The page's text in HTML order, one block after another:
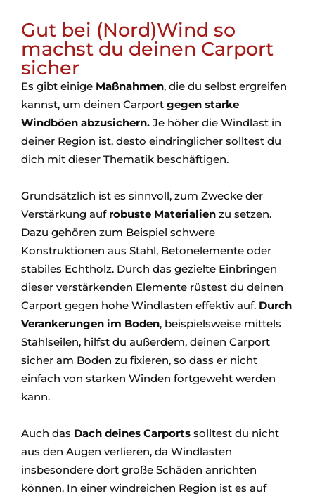
Gut bei (Nord)Wind so
machst du deinen Carport
sicher
Es gibt einige Maßnahmen, die du selbst ergreifen
kannst, um deinen Carport gegen starke
Windböen abzusichern. Je höher die Windlast in
deiner Region ist, desto eindringlicher solltest du
dich mit dieser Thematik beschäftigen.
Grundsätzlich ist es sinnvoll, zum Zwecke der
Verstärkung auf robuste Materialien zu setzen.
Dazu gehören zum Beispiel schwere
Konstruktionen aus Stahl, Betonelemente oder
stabiles Echtholz. Durch das gezielte Einbringen
dieser verstärkenden Elemente rüstest du deinen
Carport gegen hohe Windlasten effektiv auf. Durch
Verankerungen im Boden, beispielsweise mittels
Stahlseilen, hilfst du außerdem, deinen Carport
sicher am Boden zu fixieren, so dass er nicht
einfach von starken Winden fortgeweht werden
kann.
Auch das Dach deines Carports solltest du nicht
aus den Augen verlieren, da Windlasten
insbesondere dort große Schäden anrichten
können. In einer windreichen Region ist es auf